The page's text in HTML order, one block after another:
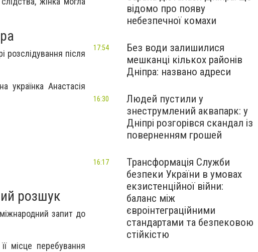
розслідування після
українка Анастасія
розшук
запит до
місце перебування
відомо про появу
небезпечної комахи
Без води залишилися
мешканці кількох районів
Дніпра: названо адреси
17:54
Людей пустили у
знеструмлений аквапарк: у
Дніпрі розгорівся скандал із
поверненням грошей
16:30
Трансформація Служби
безпеки України в умовах
екзистенційної війни:
баланс між
євроінтеграційними
стандартами та безпековою
стійкістю
16:17